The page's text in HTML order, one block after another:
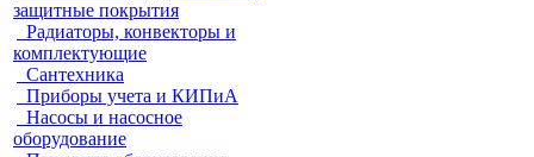
защитные покрытия
Радиаторы, конвекторы и
комплектующие
Сантехника
Приборы учета и КИПиА
Насосы и насосное
оборудование